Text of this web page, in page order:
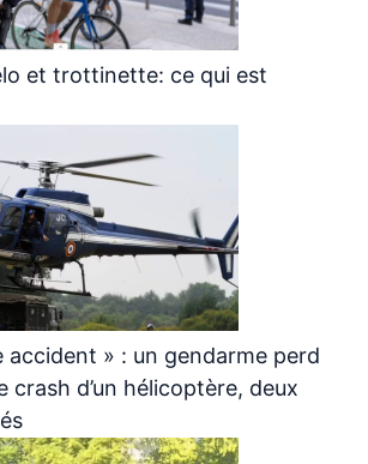
et trottinette: ce qui est
accident » : un gendarme perd
crash d’un hélicoptère, deux